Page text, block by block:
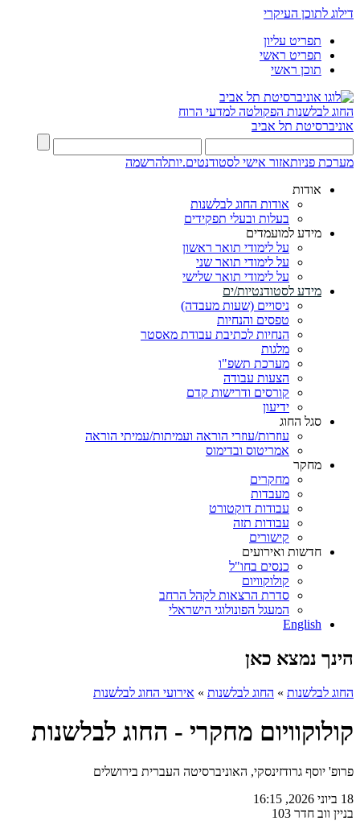
דילוג לתוכן העיקרי
תפריט עליון
תפריט ראשי
תוכן ראשי
החוג לבלשנות הפקולטה למדעי הרוח
אוניברסיטת תל אביב
מערכת פניותאזור אישי לסטודנטים.יותלהרשמה
אודות
אודות החוג לבלשנות
בעלות ובעלי תפקידים
מידע למועמדים
על לימודי תואר ראשון
על לימודי תואר שני
על לימודי תואר שלישי
מידע לסטודנטיות/ים
ניסויים (שעות מעבדה)
טפסים והנחיות
הנחיות לכתיבת עבודת מאסטר
מלגות
מערכת תשפ"ו
הצעות עבודה
קורסים ודרישות קדם
ידיעון
סגל החוג
עוזרות/עוזרי הוראה ועמיתות/עמיתי הוראה
אמריטוס ובדימוס
מחקר
מחקרים
מעבדות
עבודות דוקטורט
עבודות תזה
קישורים
חדשות ואירועים
כנסים בחו"ל
קולוקוויום
סדרת הרצאות לקהל הרחב
המעגל הפונולוגי הישראלי
English
הינך נמצא כאן
החוג לבלשנות » החוג לבלשנות » אירועי החוג לבלשנות
קולוקוויום מחקרי - החוג לבלשנות
פרופ' יוסף גרודזינסקי, האוניברסיטה העברית בירושלים
18 ביוני 2026, 16:15
בניין ווב חדר 103